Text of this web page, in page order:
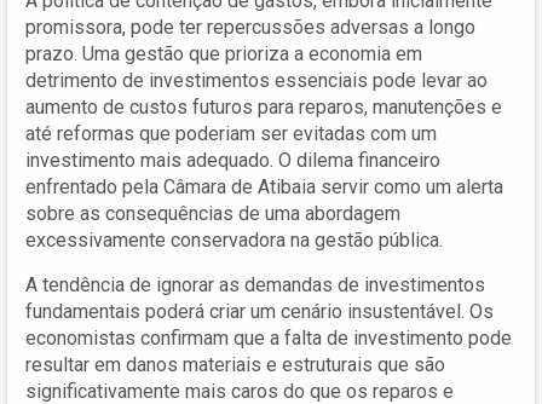
promissora, pode ter repercussões adversas a longo
prazo. Uma gestão que prioriza a economia em
detrimento de investimentos essenciais pode levar ao
aumento de custos futuros para reparos, manutenções e
até reformas que poderiam ser evitadas com um
investimento mais adequado. O dilema financeiro
enfrentado pela Câmara de Atibaia servir como um alerta
sobre as consequências de uma abordagem
excessivamente conservadora na gestão pública.
A tendência de ignorar as demandas de investimentos
fundamentais poderá criar um cenário insustentável. Os
economistas confirmam que a falta de investimento pode
resultar em danos materiais e estruturais que são
significativamente mais caros do que os reparos e